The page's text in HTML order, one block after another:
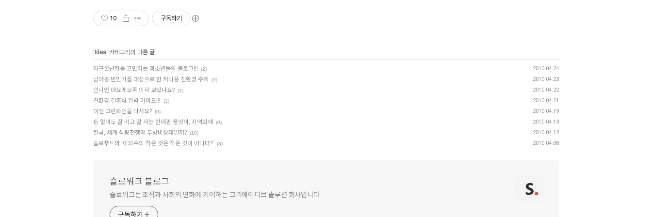
10 구독하기
' Idea' 카테고리의 다른 글
지구온난화를 고민하는 청소년들의 블로그!!! (2) 2010.04.24
남아공 빈민가를 대상으로 한 저비용 친환경 주택 (3) 2010.04.23
인디언 아요레오족 의자 보셨나요? (1) 2010.04.22
친환경 결혼식 완벽 가이드!!! (1) 2010.04.21
이젠 그린와인을 마셔요? (0) 2010.04.19
돈 없이도 잘 먹고 잘 사는 현대판 품앗이, 지역화폐 (0) 2010.04.13
한국, 세계 식량전쟁에 무방비상태일까? (10) 2010.04.12
슬로푸드와 '이외수의 작은 것은 적은 것이 아니다?' (3) 2010.04.08
슬로워크 블로그
슬로워크는 조직과 사회의 변화에 기여하는 크리에이티브 솔루션 회사입니다
구독하기